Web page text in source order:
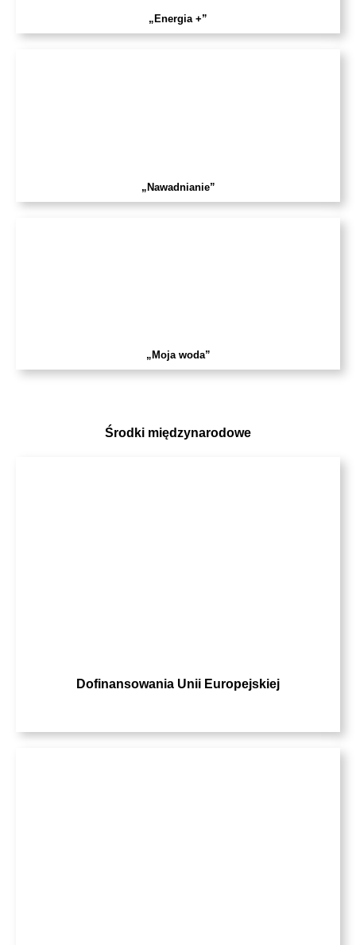
„Energia +”
„Nawadnianie”
„Moja woda”
Środki międzynarodowe
Dofinansowania Unii Europejskiej